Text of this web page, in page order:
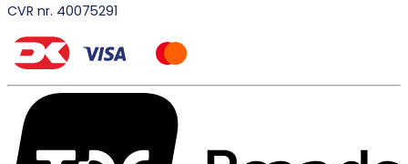
CVR nr. 40075291